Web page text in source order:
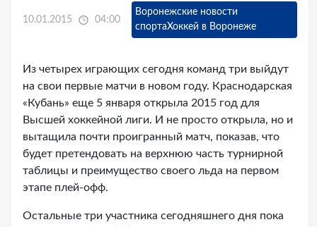
10.01.2015 04:00
Воронежские новости
спортаХоккей в Воронеже
Из четырех играющих сегодня команд три выйдут
на свои первые матчи в новом году. Краснодарская
«Кубань» еще 5 января открыла 2015 год для
Высшей хоккейной лиги. И не просто открыла, но и
вытащила почти проигранный матч, показав, что
будет претендовать на верхнюю часть турнирной
таблицы и преимущество своего льда на первом
этапе плей-офф.
Остальные три участника сегодняшнего дня пока